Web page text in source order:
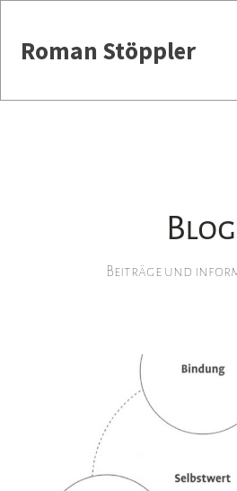
Roman Stöppler
Blog
Beiträge und